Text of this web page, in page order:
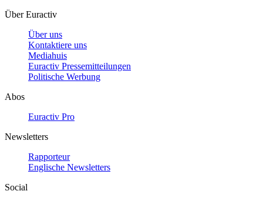
Über Euractiv
Über uns
Kontaktiere uns
Mediahuis
Euractiv Pressemitteilungen
Politische Werbung
Abos
Euractiv Pro
Newsletters
Rapporteur
Englische Newsletters
Social